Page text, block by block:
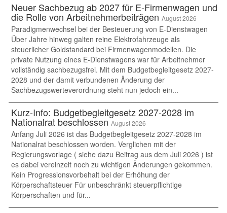
Neuer Sachbezug ab 2027 für E-Firmenwagen und
die Rolle von Arbeitnehmer​­beiträgen August 2026
Paradigmenwechsel bei der Besteuerung von E-Dienstwagen
Über Jahre hinweg galten reine Elektrofahrzeuge als
steuerlicher Goldstandard bei Firmenwagenmodellen. Die
private Nutzung eines E-Dienstwagens war für Arbeitnehmer
vollständig sachbezugsfrei. Mit dem Budgetbegleitgesetz 2027-
2028 und der damit verbundenen Änderung der
Sachbezugswerteverordnung steht nun jedoch ein...
Kurz-Info: Budgetbegleitgesetz 2027-2028 im
Nationalrat beschlossenAugust 2026
Anfang Juli 2026 ist das Budgetbegleitgesetz 2027-2028 im
Nationalrat beschlossen worden. Verglichen mit der
Regierungsvorlage ( siehe dazu Beitrag aus dem Juli 2026 ) ist
es dabei vereinzelt noch zu wichtigen Änderungen gekommen.
Kein Progressionsvorbehalt bei der Erhöhung der
Körperschaftsteuer Für unbeschränkt steuerpflichtige
Körperschaften und für...